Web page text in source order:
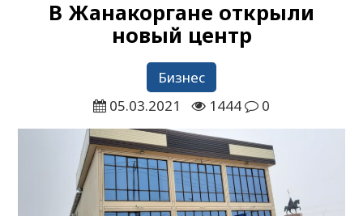
В Жанакоргане открыли
новый центр
Бизнес
05.03.2021
1444 0